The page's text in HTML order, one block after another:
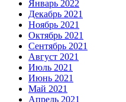
Январь 2022
Декабрь 2021
Ноябрь 2021
Октябрь 2021
Сентябрь 2021
Август 2021
Июль 2021
Июнь 2021
Май 2021
Апрель 2021